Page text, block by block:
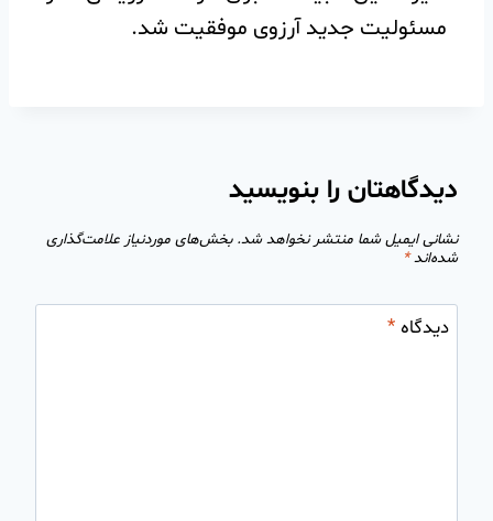
مسئولیت جدید آرزوی موفقیت شد.
دیدگاهتان را بنویسید
نشانی ایمیل شما منتشر نخواهد شد. بخش‌های موردنیاز علامت‌گذاری
شده‌اند*
دیدگاه*